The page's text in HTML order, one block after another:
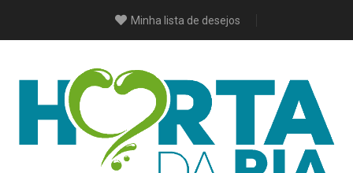
Minha lista de desejos